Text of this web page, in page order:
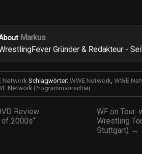
Markus
Gründer & Redakteur -
Network Schlagwörter: WWE Network, WWE
Network Programmvorschau
Review
of 2000s“
WF on Tour:
Wrestling
Stuttgart) →